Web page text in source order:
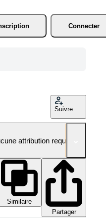
Connecter
Suivre
attribution requise
Similaire
Partager